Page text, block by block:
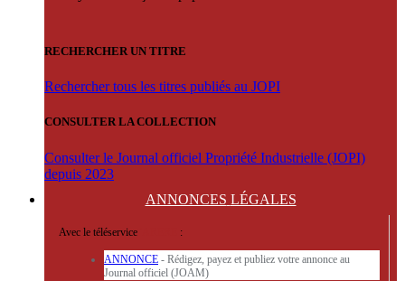
RECHERCHER UN TITRE
Rechercher tous les titres publiés au JOPI
CONSULTER LA COLLECTION
Consulter le Journal officiel Propriété Industrielle (JOPI)
depuis 2023
ANNONCES LÉGALES
Avec le téléservice :
ANNONCE - Rédigez, payez et publiez votre annonce au
Journal officiel (JOAM)